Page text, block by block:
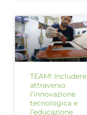
TEAM! Includere
attraverso
l’innovazione
tecnologica e
l’educazione